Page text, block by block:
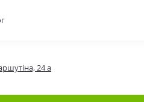
24 а